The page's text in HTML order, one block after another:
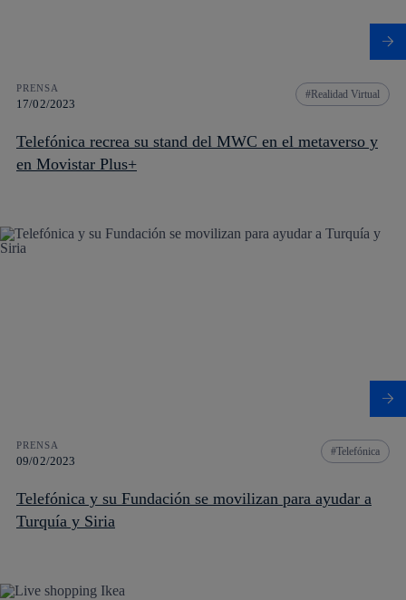
PRENSA
17/02/2023
Realidad Virtual
Telefónica recrea su stand del MWC en el metaverso y
en Movistar Plus+
PRENSA
09/02/2023
Telefónica
Telefónica y su Fundación se movilizan para ayudar a
Turquía y Siria